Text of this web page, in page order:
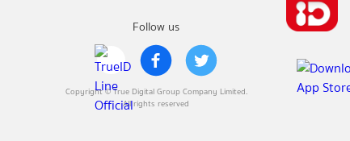
Follow us
Copyright © True Digital Group Company Limited.
All rights reserved